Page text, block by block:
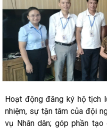
Hoạt động đăng ký hộ tịch
nhiệm, sự tận tâm của đội
vụ Nhân dân; góp phần